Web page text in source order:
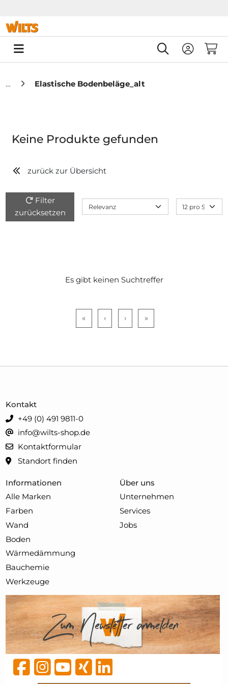
0
Elastische Bodenbeläge_alt
Keine Produkte gefunden
zurück zur Übersicht
Filter
zurücksetzen
Es gibt keinen Suchtreffer
« ‹ › »
Informationen
Alle Marken
Farben
Wand
Boden
Wärmedämmung
Bauchemie
Werkzeuge
Über uns
Unternehmen
Services
Jobs
Kontakt
+49 (0) 491 9811-0
info@wilts-shop.de
Kontaktformular
Standort finden